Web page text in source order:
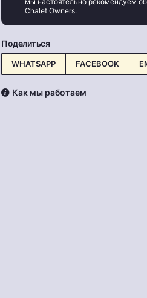
Chalet Owners.
Поделиться
WHATSAPP FACEBOOK
Как мы работаем